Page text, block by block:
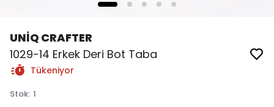
UNİQ CRAFTER
1029-14 Erkek Deri Bot Taba
Tükeniyor
Stok: 1